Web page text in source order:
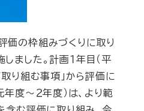
価の枠組みづくりに取り
ました。計画１年目（平
取り組む事項」から評価に
年度～２年度）は、より範